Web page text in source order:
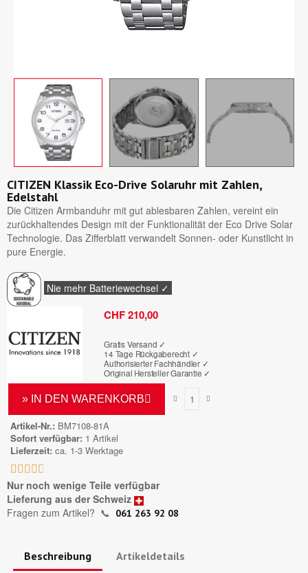
CITIZEN Klassik Eco-Drive Solaruhr mit Zahlen,
Edelstahl
Die Citizen Armbanduhr mit gut ablesbaren Zahlen, vereint ein
zurückhaltendes Design mit der Funktionalität der Eco Drive Solar
Technologie. Das Zifferblatt verwandelt Sonnen- oder Kunstlicht in
pure Energie.
Nie mehr Batteriewechsel ✓
CHF 210,00
Gratis Versand ✓
14 Tage Rückgaberecht ✓
Authorisierter Fachhändler ✓
Original Hersteller Garantie ✓
» IN DEN WARENKORB
Artikel-Nr. BM7108-81A
Sofort verfügbar 1 Artikel
Lieferzeit ca. 1-3 Werktage
    
Nur noch wenige Teile verfügbar
Lieferung aus der Schweiz
Fragen zum Artikel? 📞 061 263 92 08
Beschreibung
Artikeldetails